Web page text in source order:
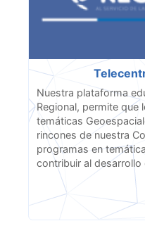
Nuestra plataforma
Regional, permite que
temáticas
rincones de nuestra
programas en
contribuir al